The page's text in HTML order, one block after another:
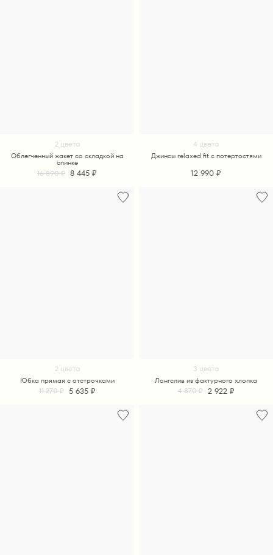
2 цвета
Облегченный жакет со складкой на
спинке
16 890 ₽ 8 445 ₽
4 цвета
Джинсы relaxed fit с потертостями
12 990 ₽
2 цвета
Юбка прямая с отстрочками
11 270 ₽ 5 635 ₽
3 цвета
Лонгслив из фактурного хлопка
4 870 ₽ 2 922 ₽